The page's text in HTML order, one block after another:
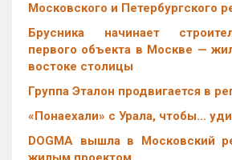
Московского и Петербургского
Брусника начинает
первого объекта в Москве —
востоке столицы
Группа Эталон продвигается в
«Понаехали» с Урала, чтобы…
DOGMA вышла в Московский